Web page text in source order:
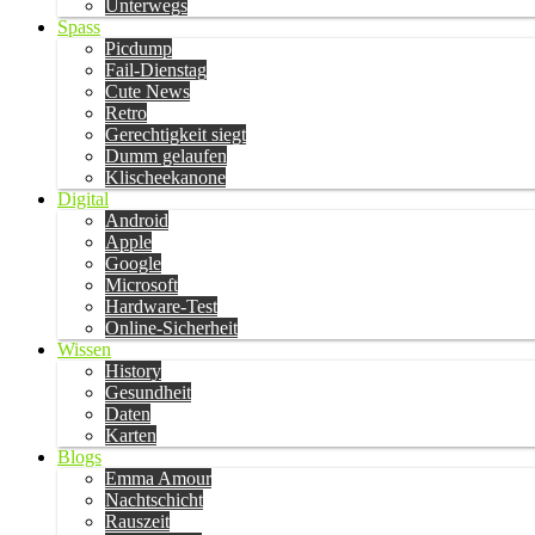
Unterwegs
Spass
Picdump
Fail-Dienstag
Cute News
Retro
Gerechtigkeit siegt
Dumm gelaufen
Klischeekanone
Digital
Android
Apple
Google
Microsoft
Hardware-Test
Online-Sicherheit
Wissen
History
Gesundheit
Daten
Karten
Blogs
Emma Amour
Nachtschicht
Rauszeit